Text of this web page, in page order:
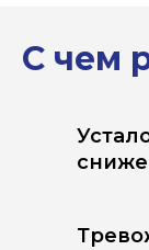
С чем